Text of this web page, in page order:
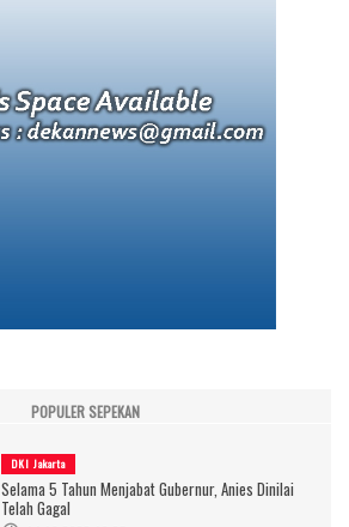
POPULER SEPEKAN
DKI Jakarta
Selama 5 Tahun Menjabat Gubernur, Anies Dinilai
Telah Gagal